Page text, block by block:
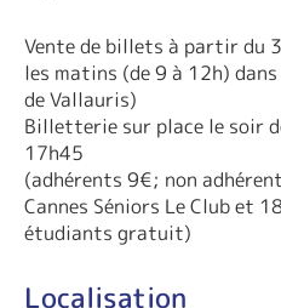
Vente de billets à partir du
les matins (de 9 à 12h)
de Vallauris)
Billetterie sur place le soir
17h45
(adhérents 9€; non
Cannes Séniors Le Club et
étudiants gratuit)
Localisation